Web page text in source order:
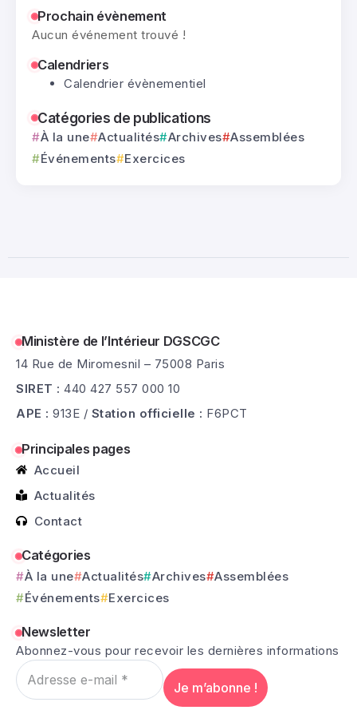
21
Juil
ADRASEC 02-59 – Exercice SATER B (05.06.26)
0314 Vues2 Minutes
05
Assemblée Générale Ordinaire 2026 à Vichy
0433 Vues2 Minutes
03ADRASEC 72 – Grande Parade des Pilotes
(24h du Mans)...
Prochain évènement
Aucun événement trouvé !
Calendriers
Calendrier évènementiel
Catégories de publications
À la une Actualités Archives Assemblées
Événements
Exercices
Ministère de l’Intérieur DGSCGC
14 Rue de Miromesnil – 75008 Paris
SIRET : 440 427 557 000 10
APE : 913E / Station officielle : F6PCT
Principales pages
Accueil
Actualités
Contact
Catégories
À la une Actualités Archives Assemblées
Événements
Exercices
Newsletter
Abonnez-vous pour recevoir les dernières informations